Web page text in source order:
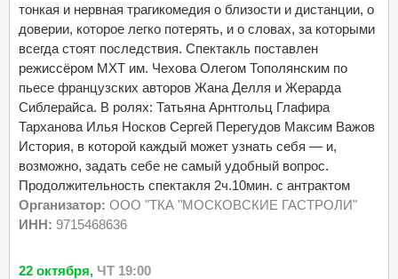
тонкая и нервная трагикомедия о близости и дистанции, о
доверии, которое легко потерять, и о словах, за которыми
всегда стоят последствия. Спектакль поставлен
режиссёром МХТ им. Чехова Олегом Тополянским по
пьесе французских авторов Жана Делля и Жерарда
Сиблерайса. В ролях: Татьяна Арнтгольц Глафира
Тарханова Илья Носков Сергей Перегудов Максим Важов
История, в которой каждый может узнать себя — и,
возможно, задать себе не самый удобный вопрос.
Продолжительность спектакля 2ч.10мин. с антрактом
Организатор: ООО "ТКА "МОСКОВСКИЕ ГАСТРОЛИ"
ИНН: 9715468636
22 октября, ЧТ 19:00